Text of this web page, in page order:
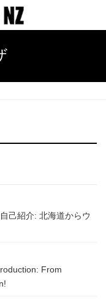
己紹介: 北海道からウ
From